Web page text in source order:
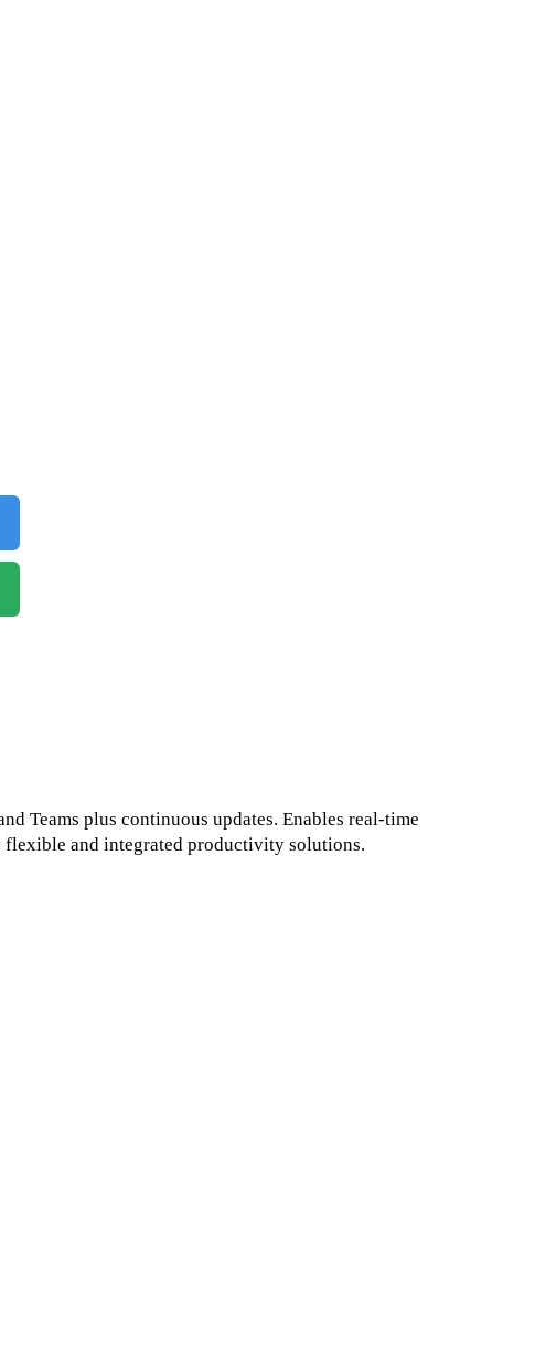
Teams plus continuous updates. Enables real-time
flexible and integrated productivity solutions.